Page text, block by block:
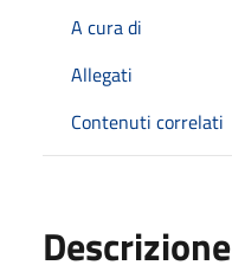
A cura di
Allegati
Contenuti correlati
Descrizione